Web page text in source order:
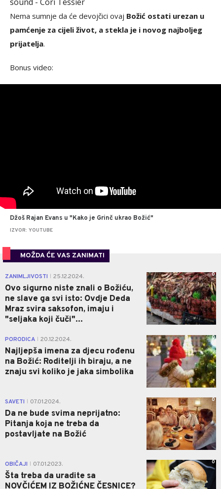
Nema sumnje da će devojčici ovaj Božić ostati urezan u
pamćenje za cijeli život, a stekla je i novog najboljeg
prijatelja.
Bonus video:
Džoš Rajan Evans u "Kako je Grinč ukrao Božić"
IZVOR: YOUTUBE
MOŽDA ĆE VAS ZANIMATI
ZANIMLJIVOSTI 25.12.2024.
Ovo sigurno niste znali o Božiću,
ne slave ga svi isto: Ovdje Deda
Mraz svira saksofon, imaju i
"seljaka koji čuči"...
0
PORODICA 20.12.2024.
Najljepša imena za djecu rođenu
na Božić: Roditelji ih biraju, a ne
znaju svi koliko je jaka simbolika
0
SAVETI 07.01.2024.
Da ne bude svima neprijatno:
Pitanja koja ne treba da
postavljate na Božić
0
OBIČAJI 07.01.2023.
Šta treba da uradite sa
NOVČIĆEM IZ BOŽIĆNE ČESNICE?
0